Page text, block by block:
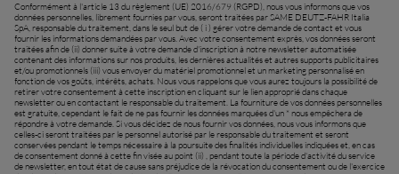
Conformément à l'article 13 du règlement (UE) 2016/679 (RGPD), nous vous informons que vos
données personnelles, librement fournies par vous, seront traitées par SAME DEUTZ-FAHR Italia
SpA, responsable du traitement, dans le seul but de ( i ) gérer votre demande de contact et vous
fournir les informations demandées par vous. Avec votre consentement exprès, vos données seront
traitées afin de (ii) donner suite à votre demande d'inscription à notre newsletter automatisée
contenant des informations sur nos produits, les dernières actualités et autres supports publicitaires
et/ou promotionnels (iii) vous envoyer du matériel promotionnel et un marketing personnalisé en
fonction de vos goûts, intérêts, achats. Nous vous rappelons que vous aurez toujours la possibilité de
retirer votre consentement à cette inscription en cliquant sur le lien approprié dans chaque
newsletter ou en contactant le responsable du traitement. La fourniture de vos données personnelles
est gratuite, cependant le fait de ne pas fournir les données marquées d'un * nous empêchera de
répondre à votre demande. Si vous décidez de nous fournir vos données, nous vous informons que
celles-ci seront traitées par le personnel autorisé par le responsable du traitement et seront
conservées pendant le temps nécessaire à la poursuite des finalités individuelles indiquées et, en cas
de consentement donné à cette fin visée au point (ii) , pendant toute la période d'activité du service
de newsletter, en tout état de cause sans préjudice de la révocation du consentement ou de l'exercice